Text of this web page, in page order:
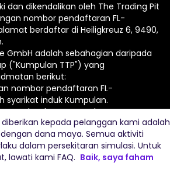
dan dikendalikan oleh The Trading Pit
nombor pendaftaran FL-
berdaftar di Heiligkreuz 6, 9490,
GmbH adalah sebahagian daripada
("Kumpulan TTP") yang
berikut:
nombor pendaftaran FL-
syarikat induk Kumpulan.
GmbH dengan nombor
9 menyediakan
pelanggan yang melepasi cabaran.
nombor pendaftaran ΗΕ 431291
perniagaan dan pentadbiran
kepada pelanggan kami adalah
dana maya. Semua aktiviti
dalam persekitaran simulasi. Untuk
lawati kami FAQ. Baik, saya faham